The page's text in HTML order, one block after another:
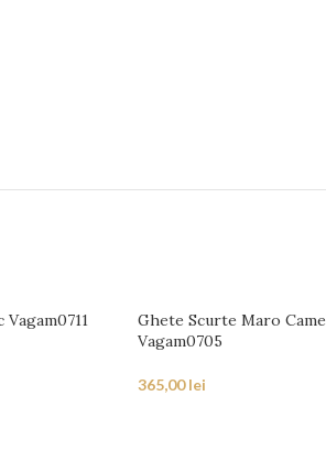
Ghete Scurte Maro
Vagam0705
365,00lei